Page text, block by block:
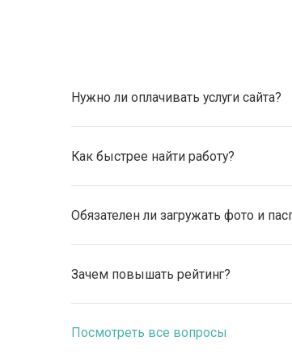
Нужно ли оплачивать услуги сайта?
Как быстрее найти работу?
Обязателен ли загружать фото и
Зачем повышать рейтинг?
Посмотреть все вопросы